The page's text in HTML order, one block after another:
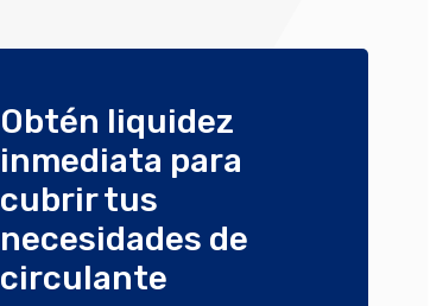
Obtén liquidez
inmediata para
cubrir tus
necesidades de
circulante